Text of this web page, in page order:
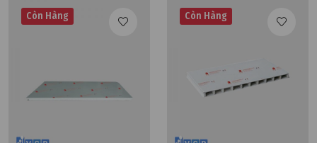
Còn Hàng Còn Hàng